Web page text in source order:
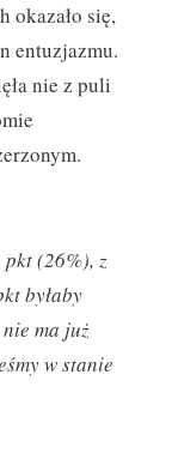
okazało się,
entuzjazmu.
nie z puli
pkt (26%), z
byłaby
ma już
w stanie